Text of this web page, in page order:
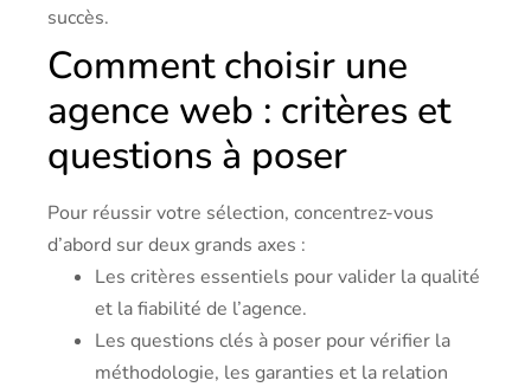
succès.
Comment choisir une
agence web : critères et
questions à poser
Pour réussir votre sélection, concentrez-vous
d’abord sur deux grands axes :
Les critères essentiels pour valider la qualité
et la fiabilité de l’agence.
Les questions clés à poser pour vérifier la
méthodologie, les garanties et la relation